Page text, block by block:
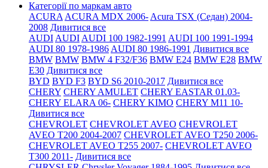
Категорії по маркам авто
ACURA ACURA MDX 2006- Acura TSX (Седан) 2004-
2008 Дивитися все
AUDI AUDI AUDI 100 1982-1991 AUDI 100 1991-1994
AUDI 80 1978-1986 AUDI 80 1986-1991 Дивитися все
BMW BMW BMW 4 F32/F36 BMW E24 BMW E28 BMW
E30 Дивитися все
BYD BYD F3 BYD S6 2010-2017 Дивитися все
CHERY CHERY AMULET CHERY EASTAR 01.03-
CHERY ELARA 06- CHERY KIMO CHERY M11 10-
Дивитися все
CHEVROLET CHEVROLET AVEO CHEVROLET
AVEO Т200 2004-2007 CHEVROLET AVEO Т250 2006-
CHEVROLET AVEO Т255 2007- CHEVROLET AVEO
Т300 2011- Дивитися все